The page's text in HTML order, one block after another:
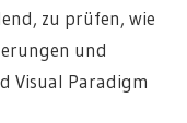
zu prüfen, wie
und
Visual Paradigm